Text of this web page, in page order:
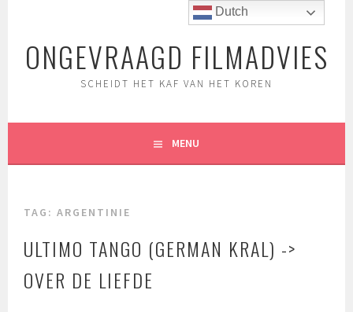
inhoudONGEVRAAGD FILMADVIES
SCHEIDT HET KAF VAN HET KOREN
MENU
TAG:ARGENTINIE
ULTIMO TANGO (GERMAN KRAL) ->
OVER DE LIEFDE
Dutch